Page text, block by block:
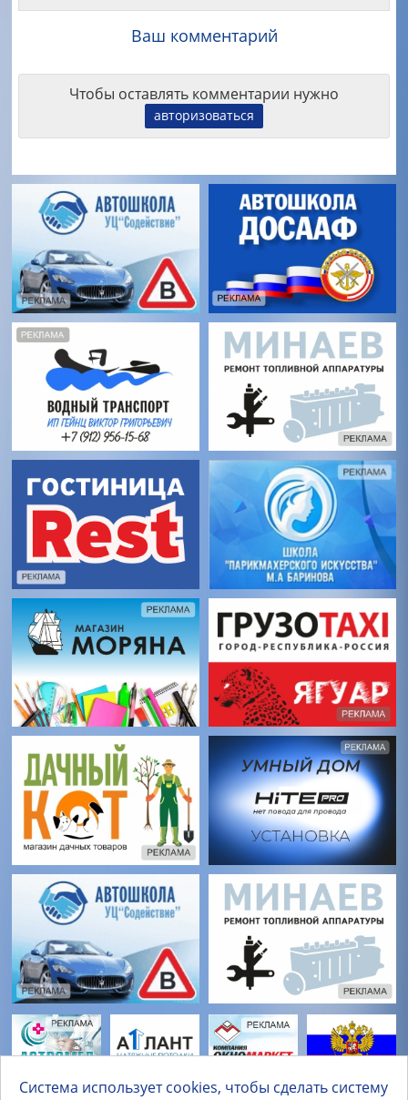
Ваш комментарий
Чтобы оставлять комментарии нужно
авторизоваться
Система использует cookies, чтобы сделать систему